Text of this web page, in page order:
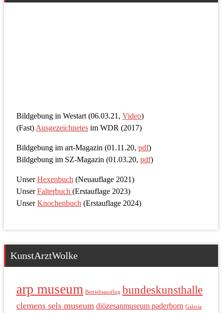
Bildgebung in Westart (06.03.21, Video)
(Fast) Ausgezeichnetes im WDR (2017)
Bildgebung im art-Magazin (01.11.20, pdf)
Bildgebung im SZ-Magazin (01.03.20, pdf)
UnserHexenbuch (Neuauflage 2021)
UnserFalterbuch (Erstauflage 2023)
UnserKnochenbuch (Erstauflage 2024)
KunstArztWolke
arp museum Betriebsausflug bundeskunsthalle
clemens sels museum diözesanmuseum paderborn Galería